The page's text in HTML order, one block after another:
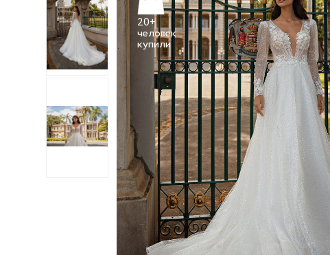
20+
человек
купили